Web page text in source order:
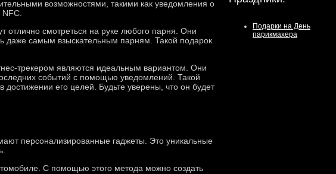
возможностями, такими как уведомления о
NFC.
отлично смотреться на руке любого парня. Они
даже самым взыскательным парням. Такой подарок
трекером являются идеальным вариантом. Они
событий с помощью уведомлений. Такой
его целей. Будьте уверены, что он будет
персонализированные гаджеты. Это уникальные
С помощью этого метода можно создать
Подарки на День
парикмахера